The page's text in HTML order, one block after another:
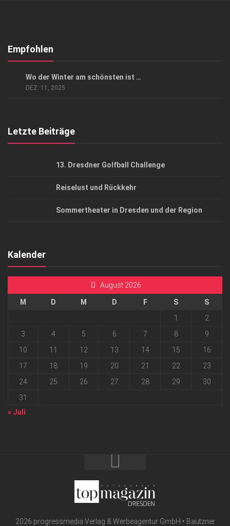
Kontakt, Impressum
Empfohlen
Wo der Winter am schönsten ist …
DEZ. 11, 2025
Letzte Beiträge
13. Dresdner Golfball Challenge
Reiselust und Rückkehr
Sommertheater in Dresden und der Region
Kalender
August 2026
M D M D F S
S
1
2
3
4 5 6 7 8
9
10
11 12 13 14 15
16
17
18 19 20 21 22
23
24
25 26 27 28 29
30
31
« Juli
2026 progressmedia Verlag & Werbeagentur GmbH • Bautzner